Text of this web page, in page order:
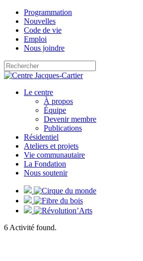
Programmation
Nouvelles
Code de vie
Emploi
Nous joindre
Le centre
À propos
Équipe
Devenir membre
Publications
Résidentiel
Ateliers et projets
Vie communautaire
La Fondation
Nous soutenir
6 Activité found.